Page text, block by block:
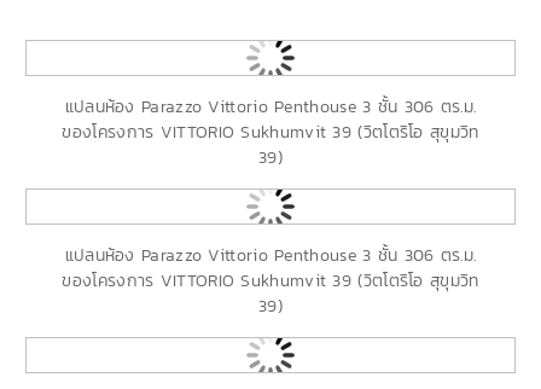
แปลนห้อง Parazzo Vittorio Penthouse 3 ชั้น 306 ตร.ม.
ของโครงการ VITTORIO Sukhumvit 39 (วิตโตริโอ สุขุมวิท
39)
แปลนห้อง Parazzo Vittorio Penthouse 3 ชั้น 306 ตร.ม.
ของโครงการ VITTORIO Sukhumvit 39 (วิตโตริโอ สุขุมวิท
39)